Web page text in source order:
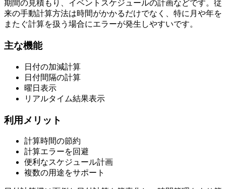
期間の見積もり、イベントスケジュールの計画などです。従
来の手動計算方法は時間がかかるだけでなく、特に月や年を
またぐ計算を扱う場合にエラーが発生しやすいです。
主な機能
日付の加減計算
日付間隔の計算
曜日表示
リアルタイム結果表示
利用メリット
計算時間の節約
計算エラーを回避
便利なスケジュール計画
複数の用途をサポート